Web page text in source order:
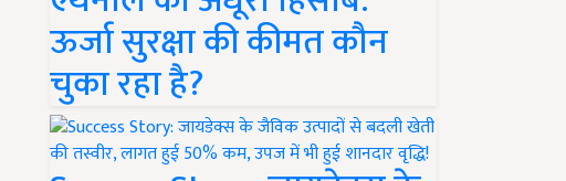
ऊर्जा सुरक्षा की कीमत कौन
चुका रहा है?